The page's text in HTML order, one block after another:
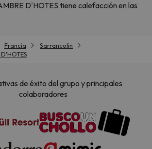
D'HOTES tiene calefacción en las
Francia
Sarrancolin
de éxito del grupo y principales
colaboradores